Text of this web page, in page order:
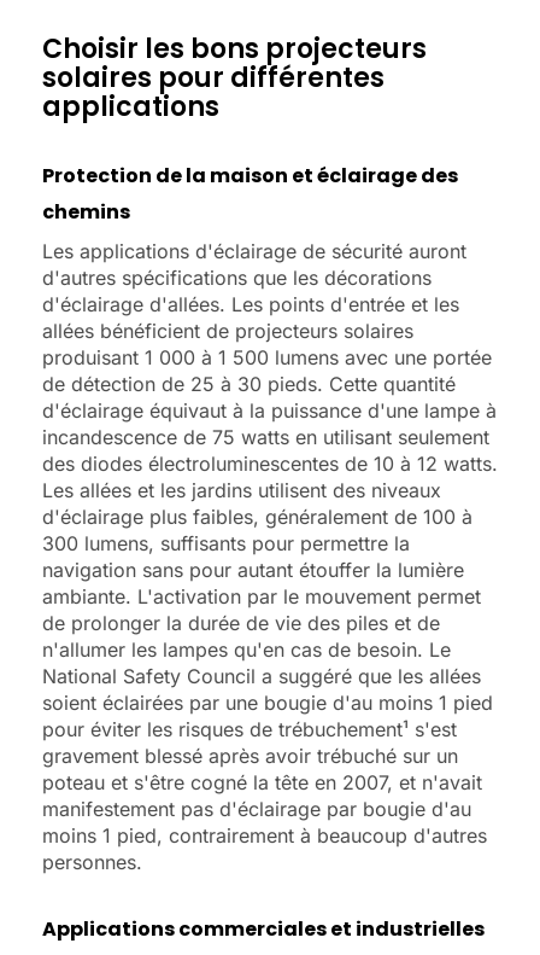
Choisir les bons projecteurs
solaires pour différentes
applications
Protection de la maison et éclairage des
chemins
Les applications d'éclairage de sécurité auront
d'autres spécifications que les décorations
d'éclairage d'allées. Les points d'entrée et les
allées bénéficient de projecteurs solaires
produisant 1 000 à 1 500 lumens avec une portée
de détection de 25 à 30 pieds. Cette quantité
d'éclairage équivaut à la puissance d'une lampe à
incandescence de 75 watts en utilisant seulement
des diodes électroluminescentes de 10 à 12 watts.
Les allées et les jardins utilisent des niveaux
d'éclairage plus faibles, généralement de 100 à
300 lumens, suffisants pour permettre la
navigation sans pour autant étouffer la lumière
ambiante. L'activation par le mouvement permet
de prolonger la durée de vie des piles et de
n'allumer les lampes qu'en cas de besoin. Le
National Safety Council a suggéré que les allées
soient éclairées par une bougie d'au moins 1 pied
pour éviter les risques de trébuchement¹ s'est
gravement blessé après avoir trébuché sur un
poteau et s'être cogné la tête en 2007, et n'avait
manifestement pas d'éclairage par bougie d'au
moins 1 pied, contrairement à beaucoup d'autres
personnes.
Applications commerciales et industrielles